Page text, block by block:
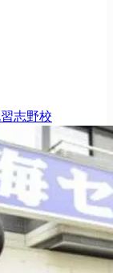
志野校